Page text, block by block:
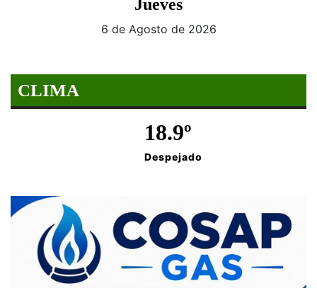
Jueves
6 de Agosto de 2026
CLIMA
18.9º
Despejado